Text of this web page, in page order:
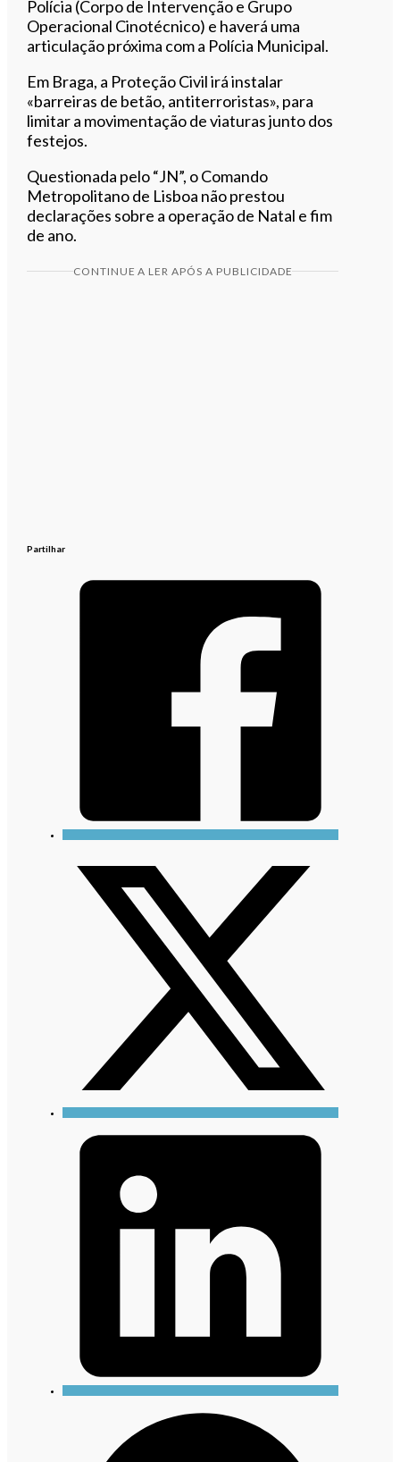
Polícia (Corpo de Intervenção e Grupo
Operacional Cinotécnico) e haverá uma
articulação próxima com a Polícia Municipal.
Em Braga, a Proteção Civil irá instalar
«barreiras de betão, antiterroristas», para
limitar a movimentação de viaturas junto dos
festejos.
Questionada pelo “JN”, o Comando
Metropolitano de Lisboa não prestou
declarações sobre a operação de Natal e fim
de ano.
CONTINUE A LER APÓS A PUBLICIDADE
Partilhar